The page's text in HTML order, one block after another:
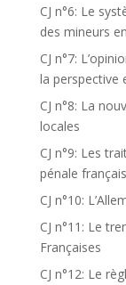
CJ n°6: Le
des mineurs
CJ n°7:
la perspective
CJ n°8: La
locales
CJ n°9: Les
pénale
CJ n°10:
CJ n°11: Le
Françaises
CJ n°12: Le